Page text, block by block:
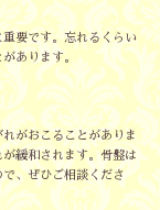
要です。忘れるくらい
あります。
がおこることがありま
緩和されます。骨盤は
、ぜひご相談くださ